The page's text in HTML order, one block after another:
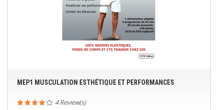
MEP1 MUSCULATION ESTHÉTIQUE ET PERFORMANCES
4 Review(s)